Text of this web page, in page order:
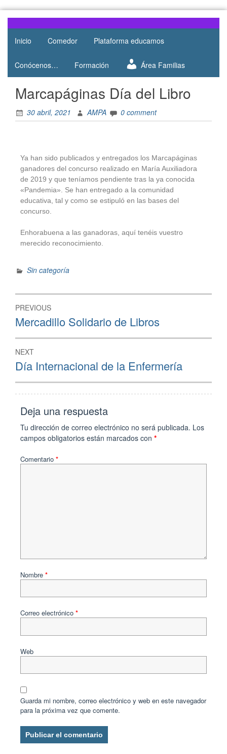
AMPA
Salesianos
Atocha
AMPA del
Colegio
de Atocha
Inicio Comedor Plataforma educamos
Conócenos… Formación Área Familias
Marcapáginas Día del Libro
30 abril, 2021 AMPA 0 comment
Ya han sido publicados y entregados los Marcapáginas
ganadores del concurso realizado en María Auxiliadora
de 2019 y que teníamos pendiente tras la ya conocida
«Pandemia». Se han entregado a la comunidad
educativa, tal y como se estipuló en las bases del
concurso.
Enhorabuena a las ganadoras, aquí tenéis vuestro
merecido reconocimiento.
Sin categoría
PREVIOUS
Mercadillo Solidario de Libros
NEXT
Día Internacional de la Enfermería
Deja una respuesta
Tu dirección de correo electrónico no será publicada. Los
campos obligatorios están marcados con *
Comentario *
Nombre *
Correo electrónico *
Web
Guarda mi nombre, correo electrónico y web en este navegador
para la próxima vez que comente.